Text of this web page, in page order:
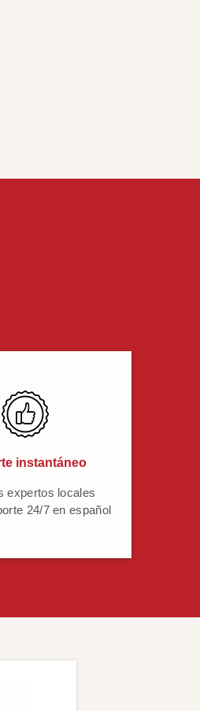
instantáneo
expertos locales
24/7 en español